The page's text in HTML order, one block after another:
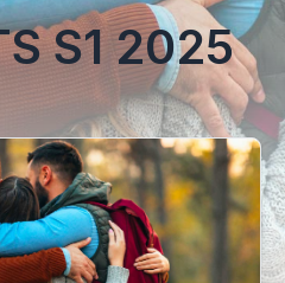
S1 2025